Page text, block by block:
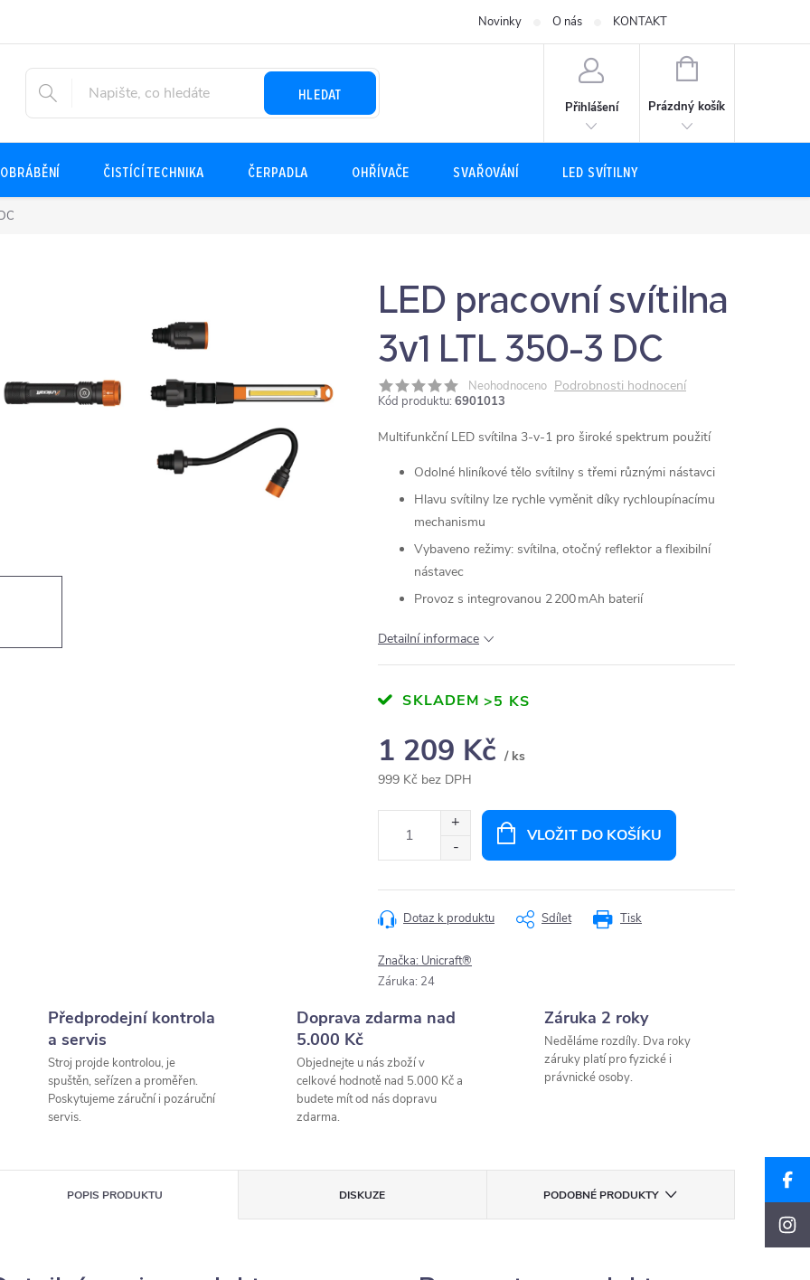
Novinky O nás KONTAKT
HLEDAT
Přihlášení
NÁKUPNÍ
Prázdný košík
ČISTÍCÍ TECHNIKA ČERPADLA OHŘÍVAČE SVAŘOVÁNÍ LED SVÍTILNY
LED pracovní svítilna
3v1 LTL 350-3 DC
Neohodnoceno Podrobnosti hodnocení
Kód produktu: 6901013
Multifunkční LED svítilna 3‑v‑1 pro široké spektrum použití
Odolné hliníkové tělo svítilny s třemi různými nástavci
Hlavu svítilny lze rychle vyměnit díky rychloupínacímu
mechanismu
Vybaveno režimy: svítilna, otočný reflektor a flexibilní
nástavec
Provoz s integrovanou 2 200 mAh baterií
Detailní informace
SKLADEM >5 KS
1 209 Kč / ks
999 Kč bez DPH
VLOŽIT DO KOŠÍKU
Tisk
Dotaz k produktu Sdílet
Značka: Unicraft®
Záruka: 24
Předprodejní kontrola
a servis
Stroj projde kontrolou, je
spuštěn, seřízen a proměřen.
Poskytujeme záruční i pozáruční
servis.
Doprava zdarma nad
5.000 Kč
Objednejte u nás zboží v
celkové hodnotě nad 5.000 Kč a
budete mít od nás dopravu
zdarma.
Záruka 2 roky
Neděláme rozdíly. Dva roky
záruky platí pro fyzické i
právnické osoby.
POPIS PRODUKTU DISKUZE PODOBNÉ PRODUKTY